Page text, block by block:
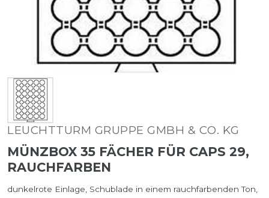
LEUCHTTURM GRUPPE GMBH & CO. KG
MÜNZBOX 35 FÄCHER FÜR CAPS 29,
RAUCHFARBEN
dunkelrote Einlage, Schublade in einem rauchfarbenden Ton,